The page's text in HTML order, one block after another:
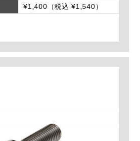
¥1,400（税込 ¥1,540）